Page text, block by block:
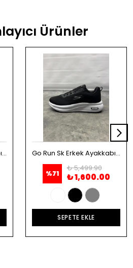
Ürünler
Go Run Sk Erkek Ayakkabı - Beyaz Go Run Sk Erkek Ayakkabı - Siyah
%71
₺ 5,499.90
₺ 1,600.00
SEPETE EKLE